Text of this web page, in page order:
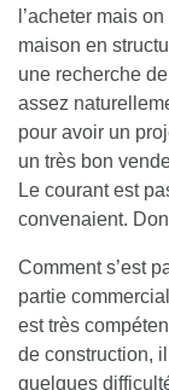
l’acheter mais
maison en
une recherche
assez
pour avoir un
un très bon
Le courant est
convenaient.
Comment s’est
partie
est très
de construction,
quelques